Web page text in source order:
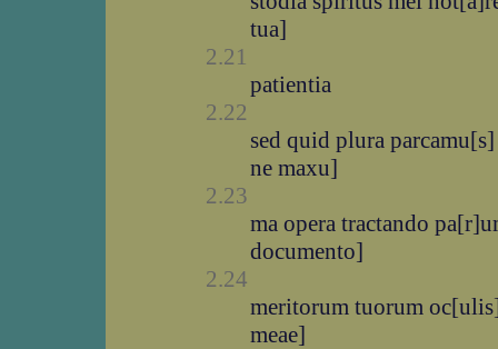
tua]
2.21
patientia
2.22
sed quid plura
ne maxu]
2.23
ma opera tractando
documento]
2.24
meritorum tuorum
meae]